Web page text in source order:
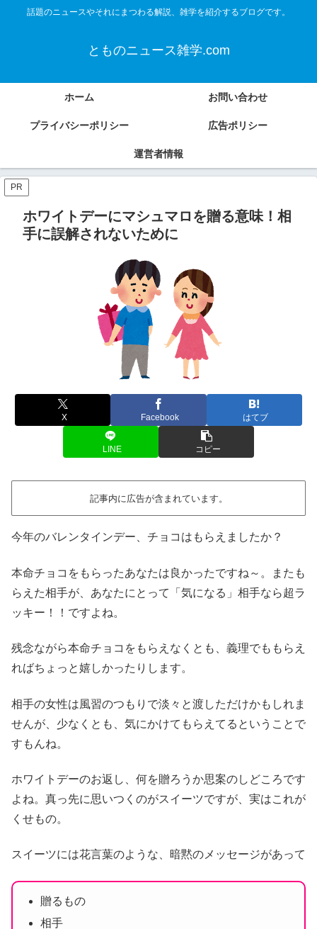
話題のニュースやそれにまつわる解説、雑学を紹介するブログです。
とものニュース雑学.com
ホーム お問い合わせ
プライバシーポリシー 広告ポリシー
運営者情報
PR
ホワイトデーにマシュマロを贈る意味！相
手に誤解されないために
X Facebook はてブ
LINE コピー
記事内に広告が含まれています。
今年のバレンタインデー、チョコはもらえましたか？
本命チョコをもらったあなたは良かったですね～。またも
らえた相手が、あなたにとって「気になる」相手なら超ラ
ッキー！！ ですよね。
残念ながら本命チョコをもらえなくとも、義理でももらえ
ればちょっと嬉しかったりします。
相手の女性は風習のつもりで淡々と渡しただけかもしれま
せんが、少なくとも、気にかけてもらえてるということで
すもんね。
ホワイトデーのお返し、何を贈ろうか思案のしどころです
よね。真っ先に思いつくのがスイーツですが、実はこれが
くせもの。
スイーツには花言葉のような、暗黙のメッセージがあって
贈るもの
相手